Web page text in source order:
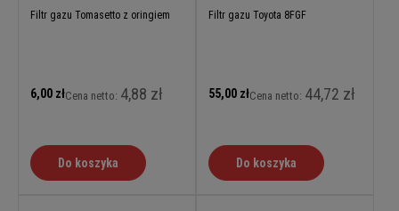
Filtr gazu Tomasetto z oringiem
6,00 złCena netto: 4,88 zł
Do koszyka
Filtr gazu Toyota 8FGF
55,00 złCena netto: 44,72 zł
Do koszyka